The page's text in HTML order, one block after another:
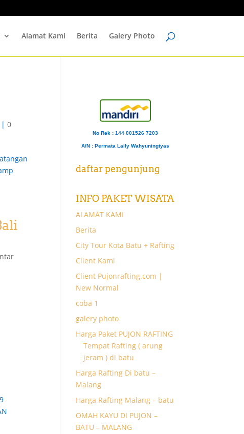
Alamat Kami Berita Galery Photo
|0
No Rek : 144 001526 7203
A/N : Permata Laily Wahyuningtyas
daftar pengunjung
INFO PAKET WISATA
ALAMAT KAMI
Berita
City Tour Kota Batu + Rafting
Client Kami
Client Pujonrafting.com |
New Normal
coba 1
galery photo
Harga Paket PUJON RAFTING
Tempat Rafting ( arung
jeram ) di batu
Harga Rafting Di batu –
Malang
Harga Rafting Malang – batu
OMAH KAYU DI PUJON –
BATU – MALANG